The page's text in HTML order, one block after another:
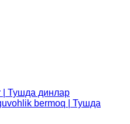
| Тушда динлар
bermoq | Тушда